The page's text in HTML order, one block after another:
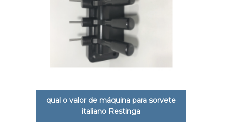
qual o valor de máquina para sorvete
italiano Restinga